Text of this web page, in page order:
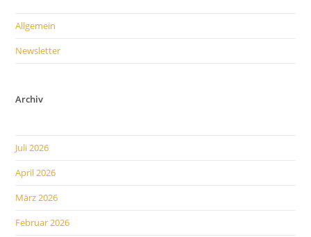
Allgemein
Newsletter
Archiv
Juli 2026
April 2026
März 2026
Februar 2026